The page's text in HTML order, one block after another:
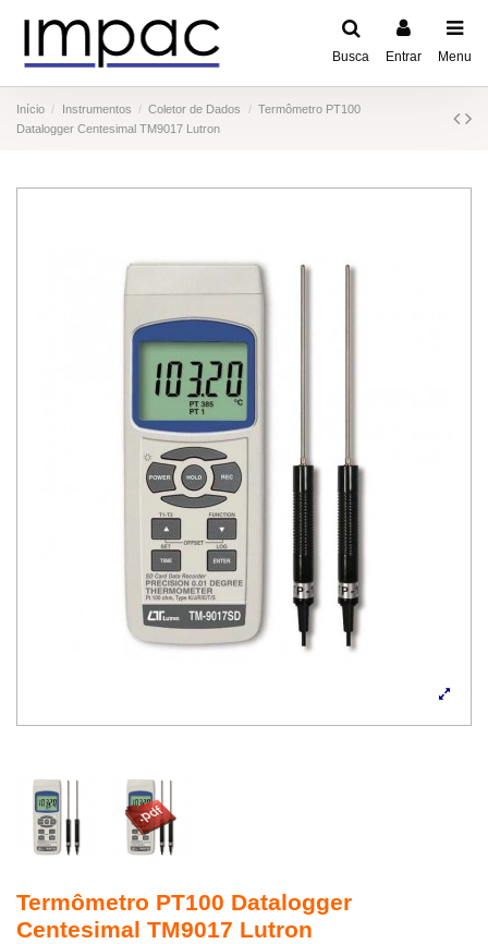
Busca Entrar Menu
Início Instrumentos Coletor de Dados
Termômetro PT100
Datalogger Centesimal TM9017 Lutron
Termômetro PT100 Datalogger
Centesimal TM9017 Lutron